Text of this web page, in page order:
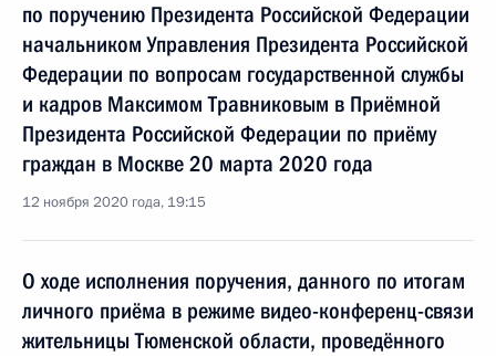
по поручению Президента Российской Федерации
начальником Управления Президента Российской
Федерации по вопросам государственной службы
и кадров Максимом Травниковым в Приёмной
Президента Российской Федерации по приёму
граждан в Москве 20 марта 2020 года
12 ноября 2020 года, 19:15
О ходе исполнения поручения, данного по итогам
личного приёма в режиме видео-конференц-связи
жительницы Тюменской области, проведённого